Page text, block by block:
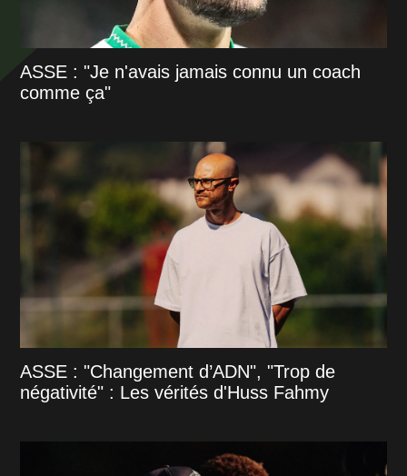
ASSE : "Je n'avais jamais connu un coach
comme ça"
ASSE : "Changement d’ADN", "Trop de
négativité" : Les vérités d'Huss Fahmy